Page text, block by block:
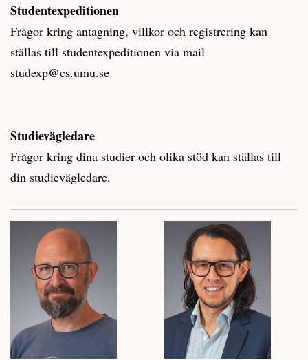
Studentexpeditionen
Frågor kring antagning, villkor och registrering kan
ställas till studentexpeditionen via mail
studexp@cs.umu.se
Studievägledare
Frågor kring dina studier och olika stöd kan ställas till
din studievägledare.